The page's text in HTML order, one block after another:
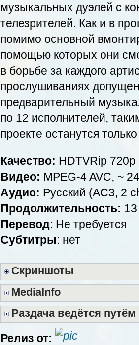
музыкальных дуэлей с
телезрителей. Как и в
помимо основной
помощью которых они
в борьбе за каждого
прослушиваниях
предварительный
по 12 исполнителей,
проекте останутся
Качество: HDTVRip 720p
Видео: MPEG-4 AVC, ~
Аудио: Русский (AC3, 2
Продолжительность:
Перевод: Не требуется
Субтитры: нет
Скриншоты
MediaInfo
Раздача ведётся
Релиз от: